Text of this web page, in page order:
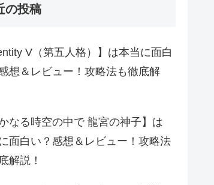
の投稿
V（第五人格）】は本当に面白
想＆レビュー！攻略法も徹底解
かなる時空の中で 龍宮の神子】は
面白い？感想＆レビュー！攻略法
解説！